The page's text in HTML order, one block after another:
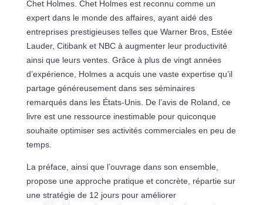
Chet Holmes. Chet Holmes est reconnu comme un
expert dans le monde des affaires, ayant aidé des
entreprises prestigieuses telles que Warner Bros, Estée
Lauder, Citibank et NBC à augmenter leur productivité
ainsi que leurs ventes. Grâce à plus de vingt années
d’expérience, Holmes a acquis une vaste expertise qu’il
partage généreusement dans ses séminaires
remarqués dans les États-Unis. De l’avis de Roland, ce
livre est une ressource inestimable pour quiconque
souhaite optimiser ses activités commerciales en peu de
temps.
La préface, ainsi que l’ouvrage dans son ensemble,
propose une approche pratique et concrète, répartie sur
une stratégie de 12 jours pour améliorer